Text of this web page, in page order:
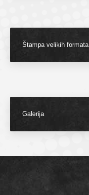
Štampa velikih formata
Galerija